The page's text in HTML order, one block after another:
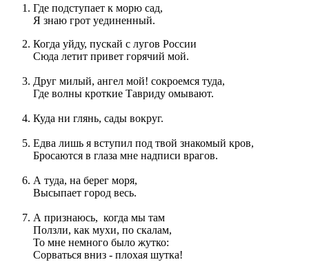
Где подступает к морю сад,
Я знаю грот уединенный.
Когда уйду, пускай с лугов России
Сюда летит привет горячий мой.
Друг милый, ангел мой! сокроемся туда,
Где волны кроткие Тавриду омывают.
Куда ни глянь, сады вокруг.
Едва лишь я вступил под твой знакомый кров,
Бросаются в глаза мне надписи врагов.
А туда, на берег моря,
Высыпает город весь.
А признаюсь, когда мы там
Ползли, как мухи, по скалам,
То мне немного было жутко:
Сорваться вниз - плохая шутка!